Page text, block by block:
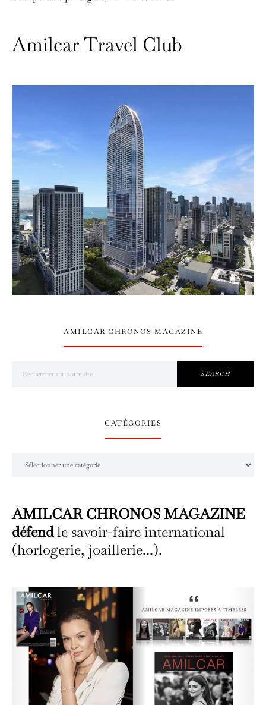
Amilcar Travel Club
AMILCAR CHRONOS MAGAZINE
SEARCH
CATÉGORIES
AMILCAR CHRONOS MAGAZINE
défendle savoir-faire international
(horlogerie, joaillerie...).